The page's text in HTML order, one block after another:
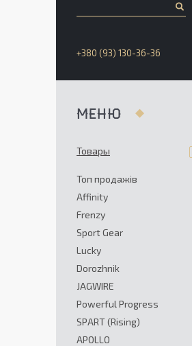
+380 (93) 130-36-36
Товары
Топ продажів
Affinity
Frenzy
Sport Gear
Lucky
Dorozhnik
JAGWIRE
Powerful Progress
SPART (Rising)
APOLLO